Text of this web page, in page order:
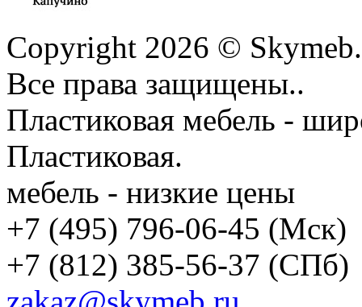
Copyright 2026 ©
Все права защищены..
Пластиковая мебель -
Пластиковая.
мебель - низкие цены
+7 (495) 796-06-45 (Мск)
+7 (812) 385-56-37 (СПб)